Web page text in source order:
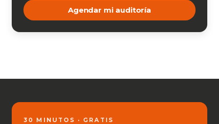
Agendar mi auditoría
30 MINUTOS · GRATIS